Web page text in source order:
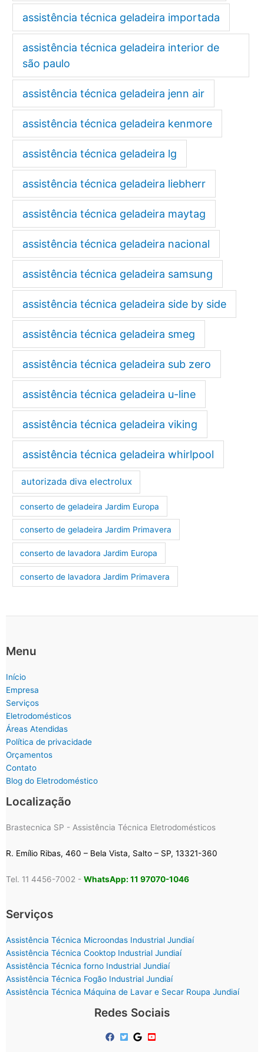
assistência técnica geladeira importada
assistência técnica geladeira interior de
são paulo
assistência técnica geladeira jenn air
assistência técnica geladeira kenmore
assistência técnica geladeira lg
assistência técnica geladeira liebherr
assistência técnica geladeira maytag
assistência técnica geladeira nacional
assistência técnica geladeira samsung
assistência técnica geladeira side by side
assistência técnica geladeira smeg
assistência técnica geladeira sub zero
assistência técnica geladeira u-line
assistência técnica geladeira viking
assistência técnica geladeira whirlpool
autorizada diva electrolux
conserto de geladeira Jardim Europa
conserto de geladeira Jardim Primavera
conserto de lavadora Jardim Europa
conserto de lavadora Jardim Primavera
Menu
Início
Empresa
Serviços
Eletrodomésticos
Áreas Atendidas
Política de privacidade
Orçamentos
Contato
Blog do Eletrodoméstico
Localização
Brastecnica SP - Assistência Técnica Eletrodomésticos
R. Emílio Ribas, 460 – Bela Vista, Salto – SP, 13321-360
Tel. 11 4456-7002 - WhatsApp: 11 97070-1046
Serviços
Assistência Técnica Microondas Industrial Jundiaí
Assistência Técnica Cooktop Industrial Jundiaí
Assistência Técnica forno Industrial Jundiaí
Assistência Técnica Fogão Industrial Jundiaí
Assistência Técnica Máquina de Lavar e Secar Roupa Jundiaí
Redes Sociais